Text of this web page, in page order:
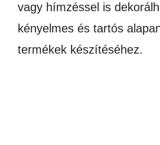
vagy hímzéssel is
kényelmes és tartós
termékek készítéséhez.